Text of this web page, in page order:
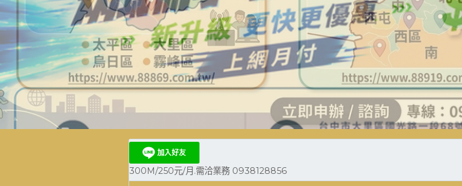
300M/250元/月.需洽業務 0938128856